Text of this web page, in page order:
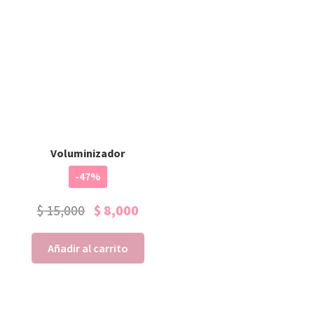
Voluminizador
-47%
$15,000 $ 8,000
Añadir al carrito